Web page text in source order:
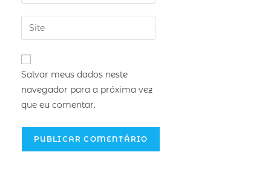
Salvar meus dados neste
navegador para a próxima vez
que eu comentar.